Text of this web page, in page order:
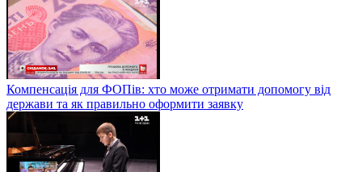
Компенсація для ФОПів: хто може отримати допомогу від
держави та як правильно оформити заявку